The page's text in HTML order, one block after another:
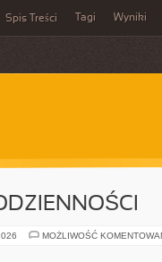
Spis Treści Tagi Wyniki
MOŻLIWOŚĆ